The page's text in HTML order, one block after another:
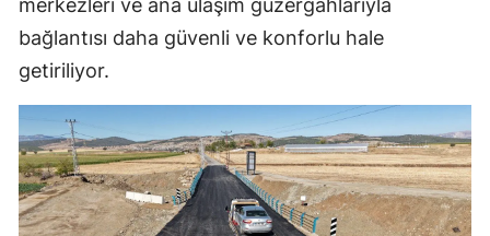
merkezleri ve ana ulaşım güzergâhlarıyla
bağlantısı daha güvenli ve konforlu hale
getiriliyor.